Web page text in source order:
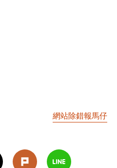
網站除錯報馬仔